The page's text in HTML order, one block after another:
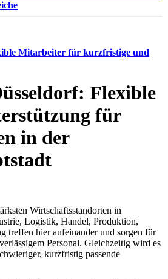
Mitarbeiter für kurzfristige und
Flexible
für
in der
Wirtschaftsstandorten in
Logistik, Handel, Produktion,
treffen hier aufeinander und sorgen für
Personal. Gleichzeitig wird es
kurzfristig passende